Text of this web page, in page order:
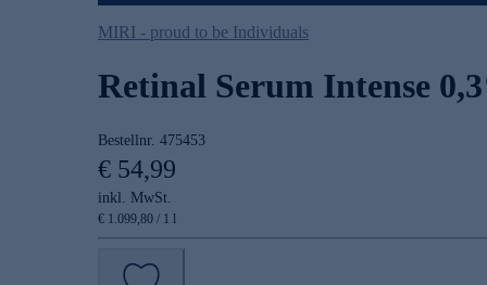
MIRI - proud to be Individuals
Retinal Serum Intense
Bestellnr. 475453
€ 54,99
inkl. MwSt.
€ 1.099,80 / 1 l